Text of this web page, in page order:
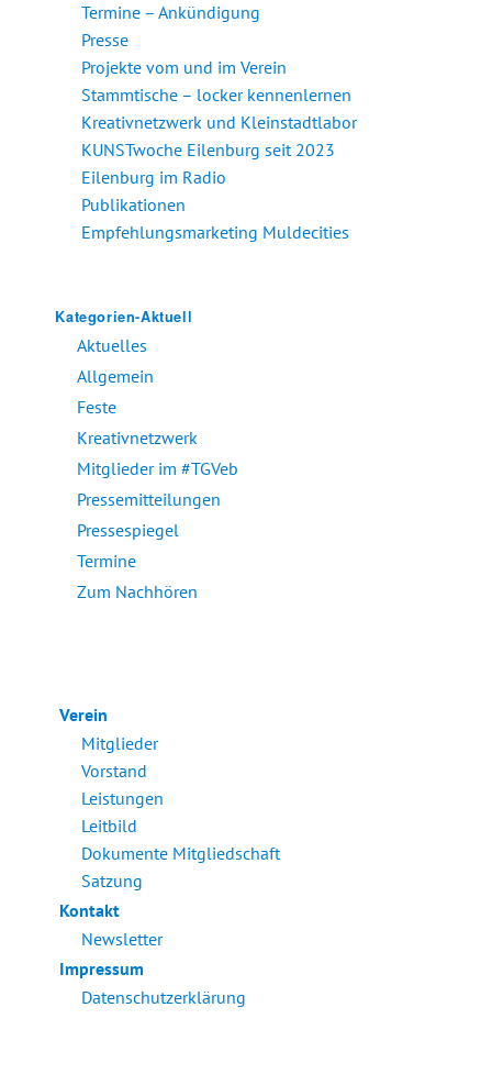
Termine – Ankündigung
Presse
Projekte vom und im Verein
Stammtische – locker kennenlernen
Kreativnetzwerk und Kleinstadtlabor
KUNSTwoche Eilenburg seit 2023
Eilenburg im Radio
Publikationen
Empfehlungsmarketing Muldecities
Kategorien-Aktuell
Aktuelles
Allgemein
Feste
Kreativnetzwerk
Mitglieder im #TGVeb
Pressemitteilungen
Pressespiegel
Termine
Zum Nachhören
Verein
Mitglieder
Vorstand
Leistungen
Leitbild
Dokumente Mitgliedschaft
Satzung
Kontakt
Newsletter
Impressum
Datenschutzerklärung